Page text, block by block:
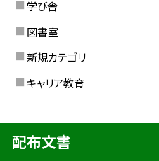
学び舎
図書室
新規カテゴリ
キャリア教育
配布文書